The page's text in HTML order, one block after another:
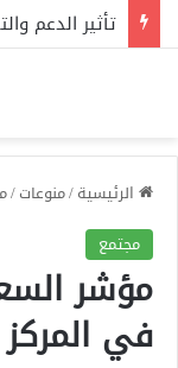
الرئيسية/منوعات/
مجتمع
مؤشر
في المركز